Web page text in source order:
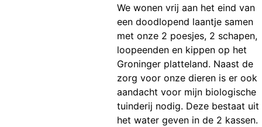
We wonen vrij aan het eind van
een doodlopend laantje samen
met onze 2 poesjes, 2 schapen,
loopeenden en kippen op het
Groninger platteland. Naast de
zorg voor onze dieren is er ook
aandacht voor mijn biologische
tuinderij nodig. Deze bestaat uit
het water geven in de 2 kassen.